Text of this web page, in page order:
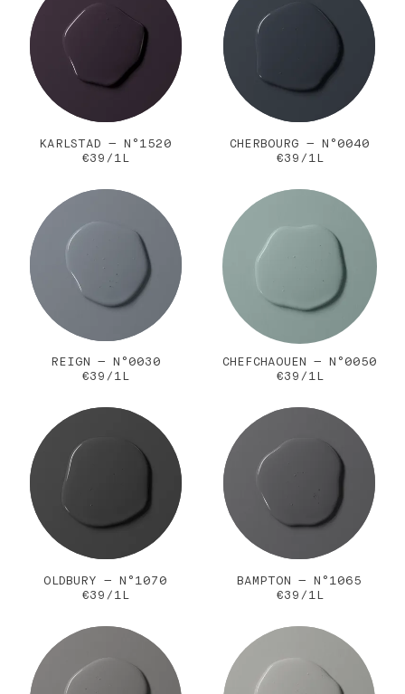
KARLSTAD — N°1520
€39/1L
CHERBOURG — N°0040
€39/1L
REIGN — N°0030
€39/1L
CHEFCHAOUEN — N°0050
€39/1L
OLDBURY — N°1070
€39/1L
BAMPTON — N°1065
€39/1L